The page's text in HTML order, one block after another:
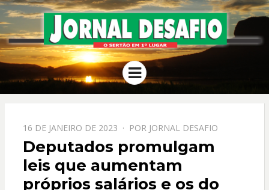
JORNAL
DESAFIO
O Sertão em 1º Lugar
Menu
PPOSTADO
EM
16 DE JANEIRO DE 2023 POR JORNAL DESAFIO
Deputados promulgam
leis que aumentam
próprios salários e os do